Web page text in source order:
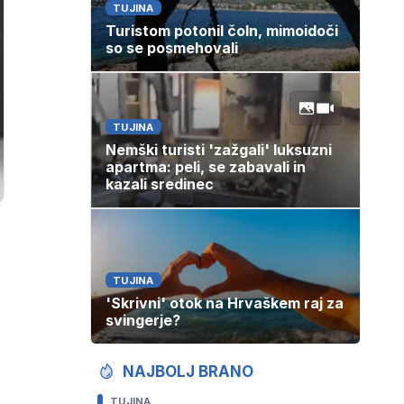
TUJINA
Turistom potonil čoln, mimoidoči
so se posmehovali
TUJINA
Nemški turisti 'zažgali' luksuzni
apartma: peli, se zabavali in
kazali sredinec
TUJINA
'Skrivni' otok na Hrvaškem raj za
svingerje?
NAJBOLJ BRANO